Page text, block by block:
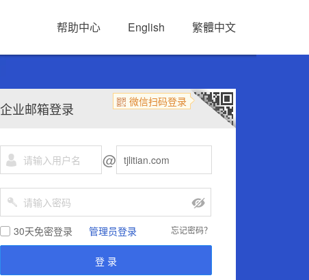
帮助中心 English 繁體中文
企业邮箱登录 微信扫码登录
@
30天免密登录 管理员登录 忘记密码？